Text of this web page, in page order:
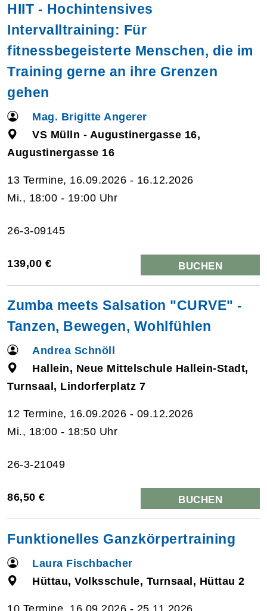
HIIT - Hochintensives
Intervalltraining: Für
fitnessbegeisterte Menschen, die im
Training gerne an ihre Grenzen
gehen
Mag. Brigitte Angerer
VS Mülln - Augustinergasse 16,
Augustinergasse 16
13 Termine, 16.09.2026 - 16.12.2026
Mi., 18:00 - 19:00 Uhr
26-3-09145
139,00 € BUCHEN
Zumba meets Salsation "CURVE" -
Tanzen, Bewegen, Wohlfühlen
Andrea Schnöll
Hallein, Neue Mittelschule Hallein-Stadt,
Turnsaal, Lindorferplatz 7
12 Termine, 16.09.2026 - 09.12.2026
Mi., 18:00 - 18:50 Uhr
26-3-21049
86,50 € BUCHEN
Funktionelles Ganzkörpertraining
Laura Fischbacher
Hüttau, Volksschule, Turnsaal, Hüttau 2
10 Termine, 16.09.2026 - 25.11.2026